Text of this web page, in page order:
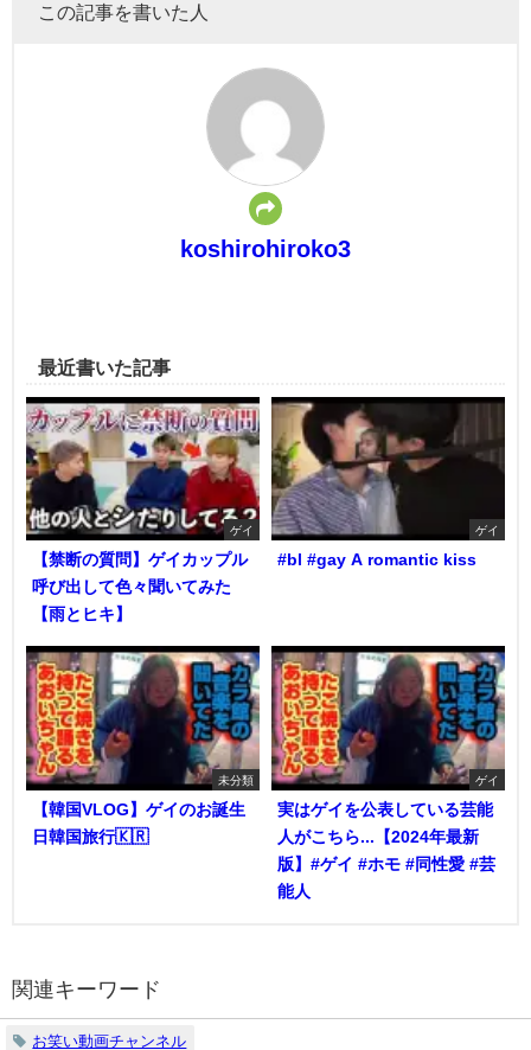
この記事を書いた人
koshirohiroko3
最近書いた記事
ゲイ
【禁断の質問】ゲイカップル
呼び出して色々聞いてみた
【雨とヒキ】
ゲイ
#bl #gay A romantic kiss
未分類
【韓国VLOG】ゲイのお誕生
日韓国旅行🇰🇷
ゲイ
実はゲイを公表している芸能
人がこちら...【2024年最新
版】#ゲイ #ホモ #同性愛 #芸
能人
関連キーワード
お笑い動画チャンネル